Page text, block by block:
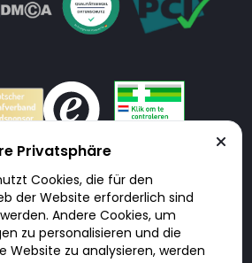
Doktorabc ist ausdrücklich
Doktorabc bietet keine Medikamente oder
oder liefert diese. Jegliche Informationen zu
und Preisen auf der Internetseite beinhalten
an Sie. Für die Einhaltung der in Ihrem Land
Rechtsvorschriften sind Sie als Nutzer
unseres Services auf Doktorabc durch
Privatsphäre
Cookies, die für den
der Website erforderlich sind
Andere Cookies, um
zu personalisieren und die
Website zu analysieren, werden